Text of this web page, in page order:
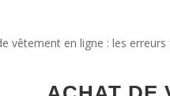
vêtement en ligne : les